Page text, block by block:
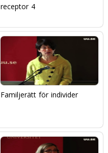
receptor 4
Familjerätt för individer